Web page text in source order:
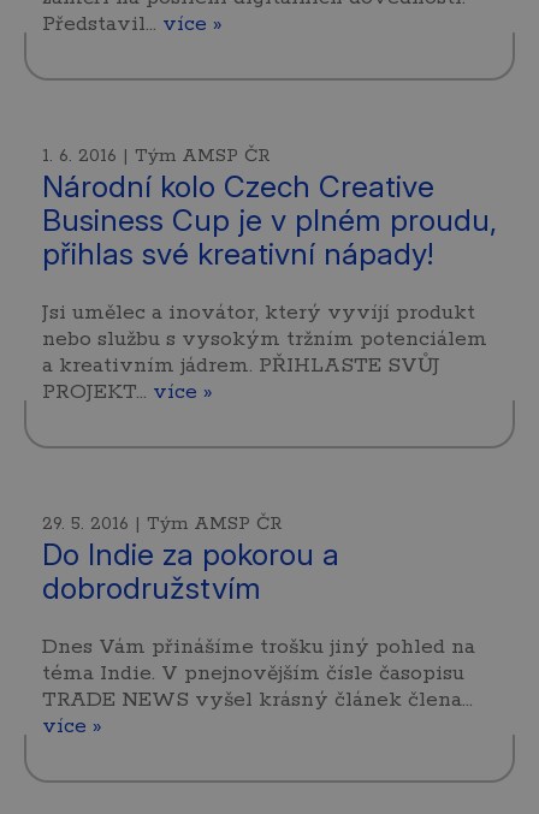
Představil… více »
1. 6. 2016 | Tým AMSP ČR
Národní kolo Czech Creative
Business Cup je v plném proudu,
přihlas své kreativní nápady!
Jsi umělec a inovátor, který vyvíjí produkt
nebo službu s vysokým tržním potenciálem
a kreativním jádrem. PŘIHLASTE SVŮJ
PROJEKT… více »
29. 5. 2016 | Tým AMSP ČR
Do Indie za pokorou a
dobrodružstvím
Dnes Vám přinášíme trošku jiný pohled na
téma Indie. V pnejnovějším čísle časopisu
TRADE NEWS vyšel krásný článek člena…
více »